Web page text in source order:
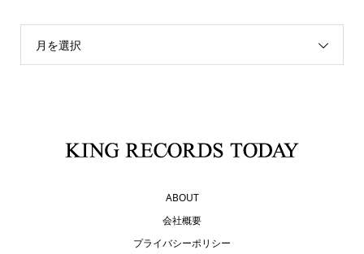
月を選択
ABOUT
会社概要
プライバシーポリシー